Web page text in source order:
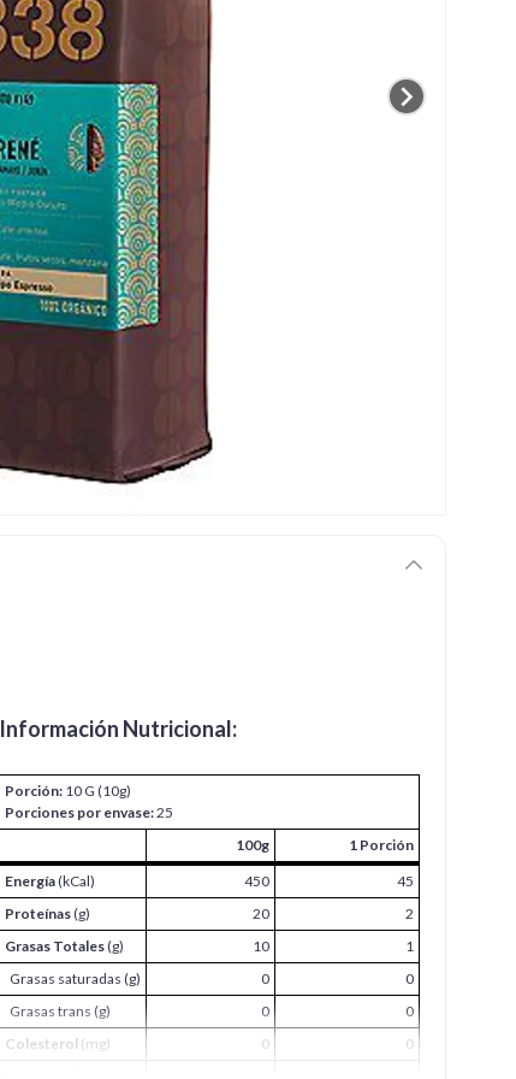
Información Nutricional:
Porción: 10 G (10g)
Porciones por envase:25
100g
1 Porción
Energía(kCal) 450
45
Proteínas(g) 20
2
Grasas Totales(g) 10
1
Grasas saturadas (g)
0
0
Grasas trans (g)
0
0
Colesterol (mg) 0
0